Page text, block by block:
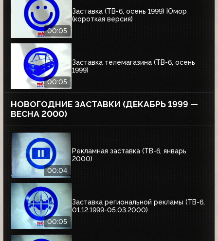
00:05
Заставка (ТВ-6, осень 1999) Юмор
(короткая версия)
00:05
Заставка телемагазина (ТВ-6, осень
1999)
НОВОГОДНИЕ ЗАСТАВКИ (ДЕКАБРЬ 1999 —
ВЕСНА 2000)
00:04
Рекламная заставка (ТВ-6, январь
2000)
00:05
Заставка региональной рекламы (ТВ-6,
01.12.1999-05.03.2000)